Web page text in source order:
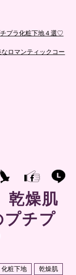
プラ化粧下地４選♡
ロマンティックコー
乾燥肌
プチプ
化粧下地
乾燥肌